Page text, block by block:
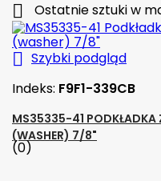
 Ostatnie sztuki w
 Szybki podgląd
Indeks: F9F1-339CB
MS35335-41 PODKŁADKA
(WASHER) 7/8"
(0)